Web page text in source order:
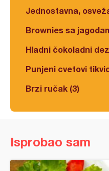
Jednostavna,
Brownies sa
Hladni čokoladni
Punjeni cvetovi
Brzi ručak (3)
Isprobao sam